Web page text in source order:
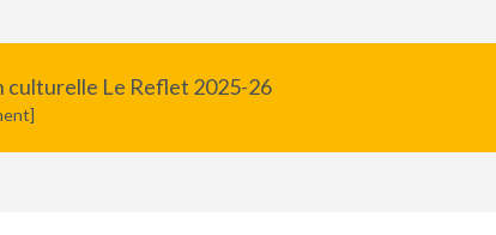
culturelle Le Reflet 2025-26